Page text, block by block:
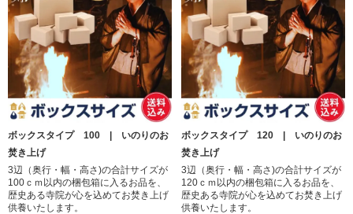
ボックスタイプ 100 | いのりのお
焚き上げ
3辺（奥行・幅・高さ)の合計サイズが
100ｃｍ以内の梱包箱に入るお品を、
歴史ある寺院が心を込めてお焚き上げ
供養いたします。
ボックスタイプ 120 | いのりのお
焚き上げ
3辺（奥行・幅・高さ)の合計サイズが
120ｃｍ以内の梱包箱に入るお品を、
歴史ある寺院が心を込めてお焚き上げ
供養いたします。